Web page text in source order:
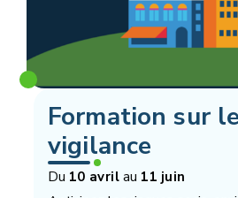
Formation sur
vigilance
Du 10 avril au 11 juin